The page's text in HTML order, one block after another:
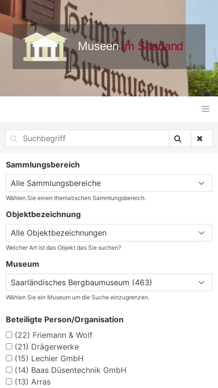
Sammlungsbereich
Wählen Sie einen thematischen Sammlungsbereich.
Objektbezeichnung
Welcher Art ist das Objekt das Sie suchen?
Museum
Wählen Sie ein Museum um die Suche einzugrenzen.
Beteiligte Person/Organisation
(22) Friemann & Wolf
(21) Drägerwerke
(15) Lechler GmbH
(14) Baas Düsentechnik GmbH
(13) Arras